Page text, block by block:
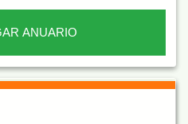
ANUARIO